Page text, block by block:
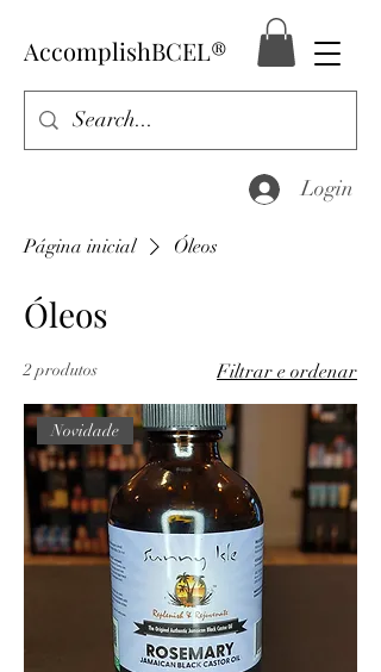
AccomplishBCEL®
Login
Página inicial Óleos
Óleos
2 produtos Filtrar e ordenar
Novidade